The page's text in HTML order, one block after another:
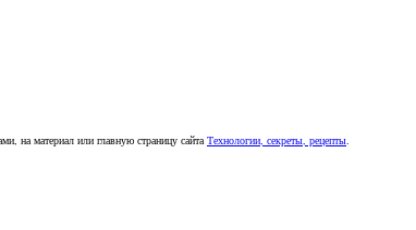
на материал или главную страницу сайтаТехнологии, секреты, рецепты.